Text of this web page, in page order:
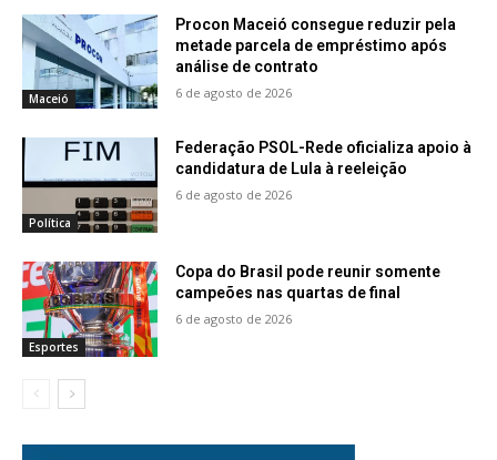
Maceió
Procon Maceió consegue reduzir pela
metade parcela de empréstimo após
análise de contrato
6 de agosto de 2026
Política
Federação PSOL-Rede oficializa apoio à
candidatura de Lula à reeleição
6 de agosto de 2026
Esportes
Copa do Brasil pode reunir somente
campeões nas quartas de final
6 de agosto de 2026